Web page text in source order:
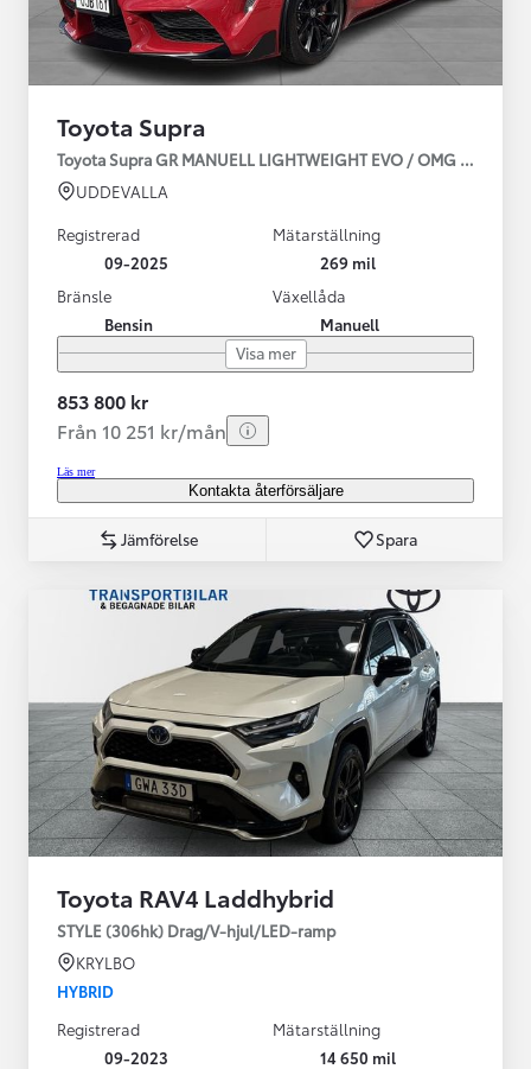
Toyota Supra
Toyota Supra GR MANUELL LIGHTWEIGHT EVO / OMG LEV!
UDDEVALLA
Registrerad
09-2025
Mätarställning
269 mil
Bränsle
Bensin
Växellåda
Manuell
Visa mer
853 800 kr
Från 10 251 kr/mån
Läs mer
Kontakta återförsäljare
Jämförelse Spara
Toyota RAV4 Laddhybrid
STYLE (306hk) Drag/V-hjul/LED-ramp
KRYLBO
HYBRID
Registrerad
09-2023
Mätarställning
14 650 mil